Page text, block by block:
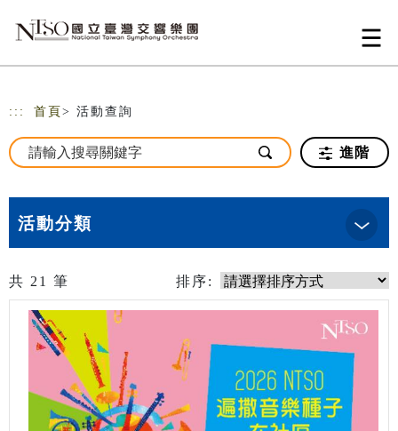
::: 首頁 > 活動查詢
進階
活動分類
共 21 筆 排序: